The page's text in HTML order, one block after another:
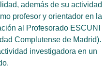
además de su actividad
profesor y orientador en la
al Profesorado ESCUNI
Complutense de Madrid).
investigadora en un